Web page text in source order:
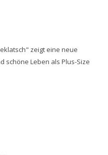
zeigt eine neue
schöne Leben als Plus-Size